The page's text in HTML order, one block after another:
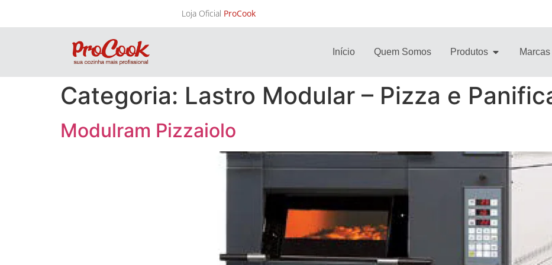
Loja Oficial ProCook
Início Quem Somos Produtos Marcas
Categoria: Lastro Modular – Pizza e
Modulram Pizzaiolo